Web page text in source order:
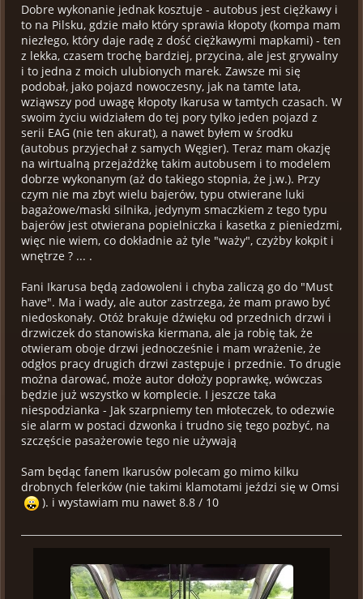
Dobre wykonanie jednak kosztuje - autobus jest ciężkawy i
to na Pilsku, gdzie mało który sprawia kłopoty (kompa mam
niezłego, który daje radę z dość ciężkawymi mapkami) - ten
z lekka, czasem trochę bardziej, przycina, ale jest grywalny
i to jedna z moich ulubionych marek. Zawsze mi się
podobał, jako pojazd nowoczesny, jak na tamte lata,
wziąwszy pod uwagę kłopoty Ikarusa w tamtych czasach. W
swoim życiu widziałem do tej pory tylko jeden pojazd z
serii EAG (nie ten akurat), a nawet byłem w środku
(autobus przyjechał z samych Węgier). Teraz mam okazję
na wirtualną przejażdżkę takim autobusem i to modelem
dobrze wykonanym (aż do takiego stopnia, że j.w.). Przy
czym nie ma zbyt wielu bajerów, typu otwierane luki
bagażowe/maski silnika, jedynym smaczkiem z tego typu
bajerów jest otwierana popielniczka i kasetka z pieniedzmi,
więc nie wiem, co dokładnie aż tyle "waży", czyżby kokpit i
wnętrze ? ... .
Fani Ikarusa będą zadowoleni i chyba zaliczą go do "Must
have". Ma i wady, ale autor zastrzega, że mam prawo być
niedoskonały. Otóż brakuje dźwięku od przednich drzwi i
drzwiczek do stanowiska kiermana, ale ja robię tak, że
otwieram oboje drzwi jednocześnie i mam wrażenie, że
odgłos pracy drugich drzwi zastępuje i przednie. To drugie
można darować, może autor dołoży poprawkę, wówczas
będzie już wszystko w komplecie. I jeszcze taka
niespodzianka - Jak szarpniemy ten młoteczek, to odezwie
sie alarm w postaci dzwonka i trudno się tego pozbyć, na
szczęście pasażerowie tego nie używają
Sam będąc fanem Ikarusów polecam go mimo kilku
drobnych felerków (nie takimi klamotami jeździ się w Omsi
). i wystawiam mu nawet 8.8 / 10